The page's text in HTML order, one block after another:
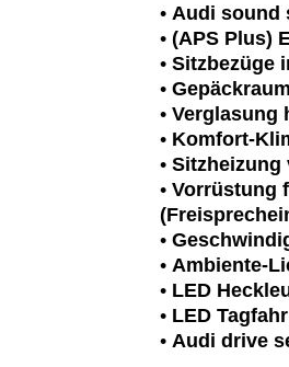
• Audi sound
• (APS Plus)
• Sitzbezüge
•
• Verglasung
• Komfort-
• Sitzheizung
• Vorrüstung
•
• Ambiente-
• LED
• LED
• Audi drive